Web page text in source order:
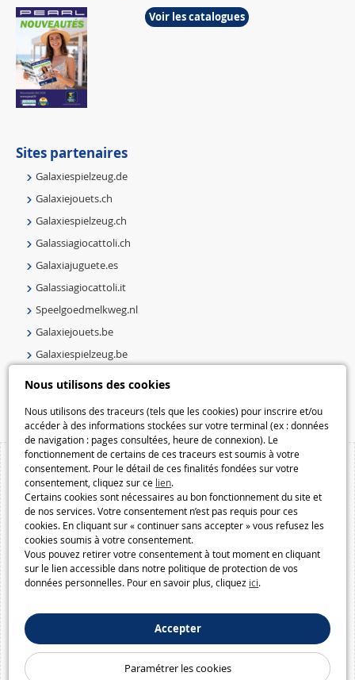
Nous utilisons des cookies
Nous utilisons des traceurs (tels que les cookies) pour inscrire et/ou
accéder à des informations stockées sur votre terminal (ex : données
de navigation : pages consultées, heure de connexion). Le
fonctionnement de certains de ces traceurs est soumis à votre
consentement. Pour le détail de ces finalités fondées sur votre
consentement, cliquez sur ce lien.
Certains cookies sont nécessaires au bon fonctionnement du site et
de nos services. Votre consentement n’est pas requis pour ces
cookies. En cliquant sur « continuer sans accepter » vous refusez les
cookies soumis à votre consentement.
Vous pouvez retirer votre consentement à tout moment en cliquant
sur le lien accessible dans notre politique de protection de vos
données personnelles. Pour en savoir plus, cliquez ici.
Accepter
Paramétrer les cookies
Voir les catalogues
Sites partenaires
Galaxiespielzeug.de
Galaxiejouets.ch
Galaxiespielzeug.ch
Galassiagiocattoli.ch
Galaxiajuguete.es
Galassiagiocattoli.it
Speelgoedmelkweg.nl
Galaxiejouets.be
Galaxiespielzeug.be